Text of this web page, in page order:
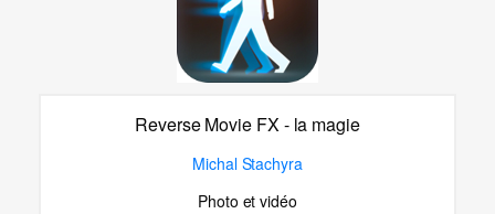
Reverse Movie FX - la magie
Michal Stachyra
Photo et vidéo